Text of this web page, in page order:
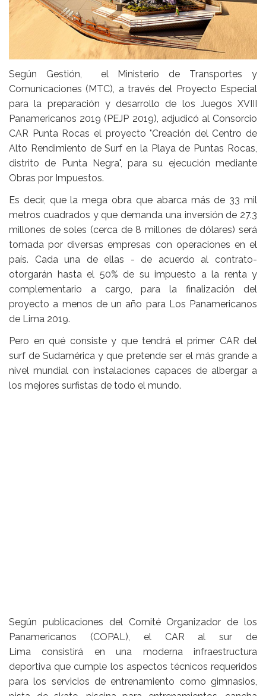
Según Gestión, el Ministerio de Transportes y
Comunicaciones (MTC), a través del Proyecto Especial
para la preparación y desarrollo de los Juegos XVIII
Panamericanos 2019 (PEJP 2019), adjudicó al Consorcio
CAR Punta Rocas el proyecto "Creación del Centro de
Alto Rendimiento de Surf en la Playa de Puntas Rocas,
distrito de Punta Negra", para su ejecución mediante
Obras por Impuestos.
Es decir, que la mega obra que abarca más de 33 mil
metros cuadrados y que demanda una inversión de 27.3
millones de soles (cerca de 8 millones de dólares) será
tomada por diversas empresas con operaciones en el
país. Cada una de ellas - de acuerdo al contrato-
otorgarán hasta el 50% de su impuesto a la renta y
complementario a cargo, para la finalización del
proyecto a menos de un año para Los Panamericanos
de Lima 2019.
Pero en qué consiste y que tendrá el primer CAR del
surf de Sudamérica y que pretende ser el más grande a
nivel mundial con instalaciones capaces de albergar a
los mejores surfistas de todo el mundo.
Según publicaciones del Comité Organizador de los
Panamericanos (COPAL), el CAR al sur de
Lima consistirá en una moderna infraestructura
deportiva que cumple los aspectos técnicos requeridos
para los servicios de entrenamiento como gimnasios,